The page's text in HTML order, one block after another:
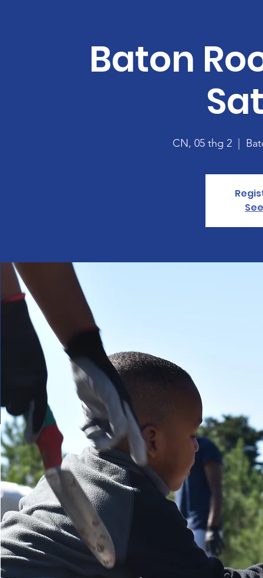
Baton
CN, 05 thg 2
  |